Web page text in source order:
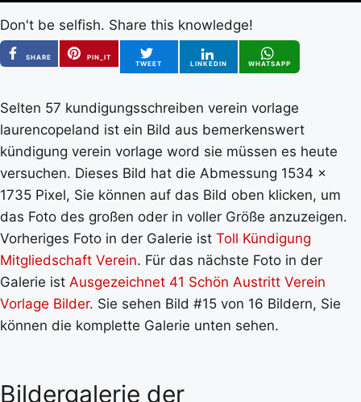
Don't be selfish. Share this knowledge!
SHARE
PIN_IT
TWEET
LINKEDIN WHATSAPP
Selten 57 kundigungsschreiben verein vorlage
laurencopeland ist ein Bild aus bemerkenswert
kündigung verein vorlage word sie müssen es heute
versuchen. Dieses Bild hat die Abmessung 1534 x
1735 Pixel, Sie können auf das Bild oben klicken, um
das Foto des großen oder in voller Größe anzuzeigen.
Vorheriges Foto in der Galerie ist Toll Kündigung
Mitgliedschaft Verein. Für das nächste Foto in der
Galerie ist Ausgezeichnet 41 Schön Austritt Verein
Vorlage Bilder. Sie sehen Bild #15 von 16 Bildern, Sie
können die komplette Galerie unten sehen.
Bildergalerie der